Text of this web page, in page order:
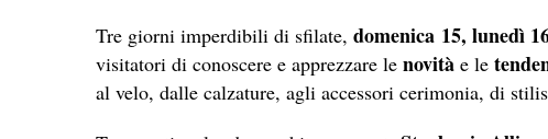
Tre giorni imperdibili di sfilate, domenica 15, lunedì
visitatori di conoscere e apprezzare le novità e le
al velo, dalle calzature, agli accessori cerimonia, di